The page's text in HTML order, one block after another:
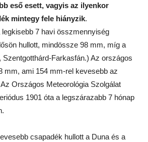
eső esett, vagyis az ilyenkor
mintegy fele hiányzik.
7 havi összmennyiség
hullott, mindössze 98 mm, míg a
Szentgotthárd-Farkasfán.) Az országos
mm, ami 154 mm-rel kevesebb az
Országos Meteorológia Szolgálat
1901 óta a legszárazabb 7 hónap
csapadék hullott a Duna és a